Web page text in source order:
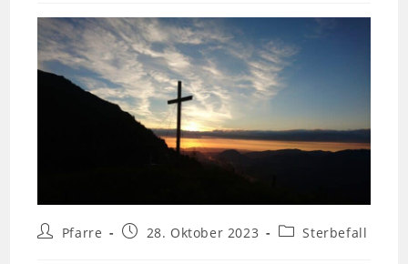
Pfarre 28. Oktober 2023 Sterbefall